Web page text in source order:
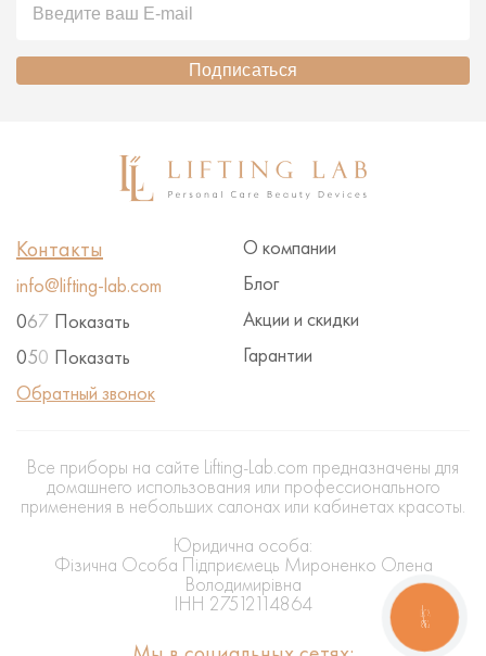
Подписаться
О компании
Блог
Акции и скидки
Гарантии
Контакты
info@lifting-lab.com
067 Показать
050 Показать
Обратный звонок
Все приборы на сайте Lifting-Lab.com предназначены для
домашнего использования или профессионального
применения в небольших салонах или кабинетах красоты.
Юридична особа:
Фізична Особа Підприємець Мироненко Олена
Володимирівна
ІНН 27512114864
КНОПКА
ЗВ'ЯЗКУ